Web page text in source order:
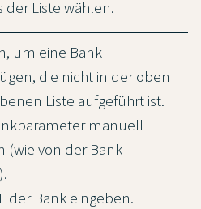
der Liste wählen.
um eine Bank
die nicht in der oben
Liste aufgeführt ist.
manuell
(wie von der Bank
der Bank eingeben.